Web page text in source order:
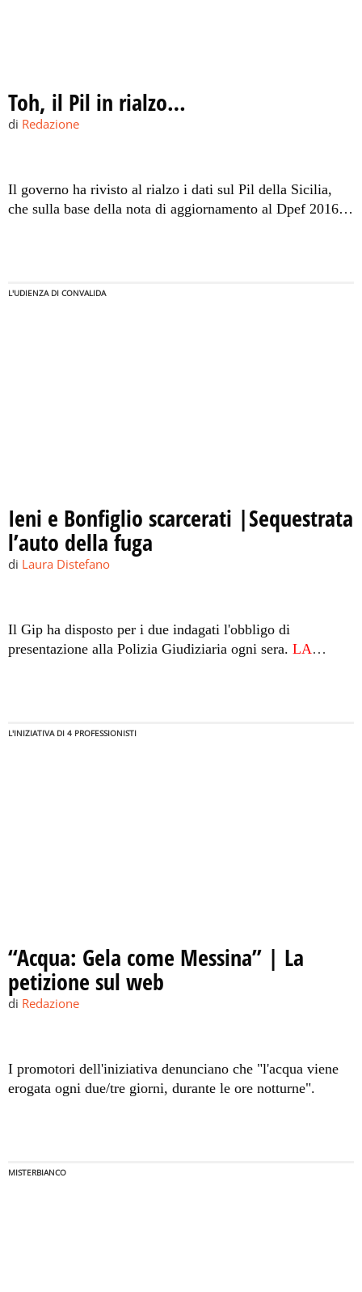
Toh, il Pil in rialzo…
di Redazione
Il governo ha rivisto al rialzo i dati sul Pil della Sicilia,
che sulla base della nota di aggiornamento al Dpef 2016-
L'UDIENZA DI CONVALIDA
Ieni e Bonfiglio scarcerati |Sequestrata
l’auto della fuga
di Laura Distefano
Il Gip ha disposto per i due indagati l'obbligo di
presentazione alla Polizia Giudiziaria ogni sera. LA
L'INIZIATIVA DI 4 PROFESSIONISTI
“Acqua: Gela come Messina” | La
petizione sul web
di Redazione
I promotori dell'iniziativa denunciano che "l'acqua viene
erogata ogni due/tre giorni, durante le ore notturne".
MISTERBIANCO